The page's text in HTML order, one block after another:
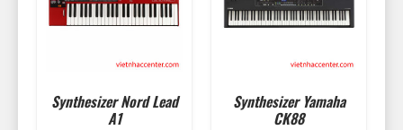
Synthesizer Nord Lead
A1
Synthesizer Yamaha
CK88